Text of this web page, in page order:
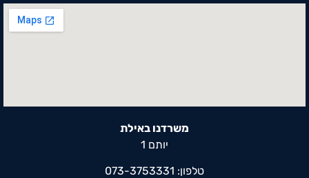
משרדנו באילת
יותם 1
טלפון: 073-3753331